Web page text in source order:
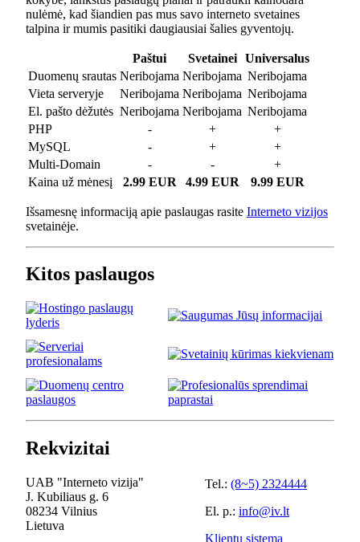
nulėmė, kad šiandien pas mus savo interneto svetaines
talpina ir mumis pasitiki daugiausiai šalies gyventojų.
Paštui Svetainei
Universalus
Duomenų srautas Neribojama Neribojama Neribojama
Vieta serveryje
Neribojama Neribojama Neribojama
El. pašto dėžutės Neribojama Neribojama Neribojama
PHP
- +
+
MySQL
- +
+
Multi-Domain
- -
+
Kaina už mėnesį
2.99 EUR 4.99 EUR 9.99 EUR
Išsamesnę informaciją apie paslaugas rasite Interneto vizijos
svetainėje.
Kitos paslaugos
Rekvizitai
UAB "Interneto vizija"
J. Kubiliaus g. 6
08234 Vilnius
Lietuva
Tel.: (8~5) 2324444
El. p.: info@iv.lt
Klientų sistema